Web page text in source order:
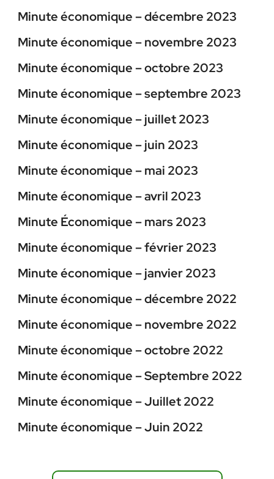
Minute économique – décembre 2023
Minute économique – novembre 2023
Minute économique – octobre 2023
Minute économique – septembre 2023
Minute économique – juillet 2023
Minute économique – juin 2023
Minute économique – mai 2023
Minute économique – avril 2023
Minute Économique – mars 2023
Minute économique – février 2023
Minute économique – janvier 2023
Minute économique – décembre 2022
Minute économique – novembre 2022
Minute économique – octobre 2022
Minute économique – Septembre 2022
Minute économique – Juillet 2022
Minute économique – Juin 2022